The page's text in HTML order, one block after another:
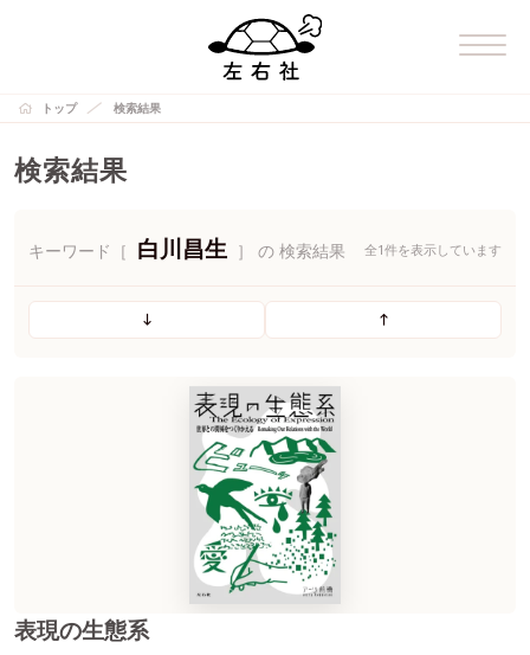
トップ 検索結果
検索結果
キーワード［ 白川昌生 ］ の 検索結果 全1件を表示しています
表現の生態系